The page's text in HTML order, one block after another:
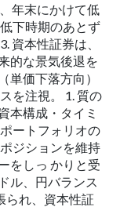
年末にかけて低
下時期のあとず
資本性証券は、
的な景気後退を
単価下落方向）
を注視。 1. 質の
本構成・タイミ
ートフォリオの
ジションを維持
をしっ かりと受
ル、円バランス
られ、資本性証